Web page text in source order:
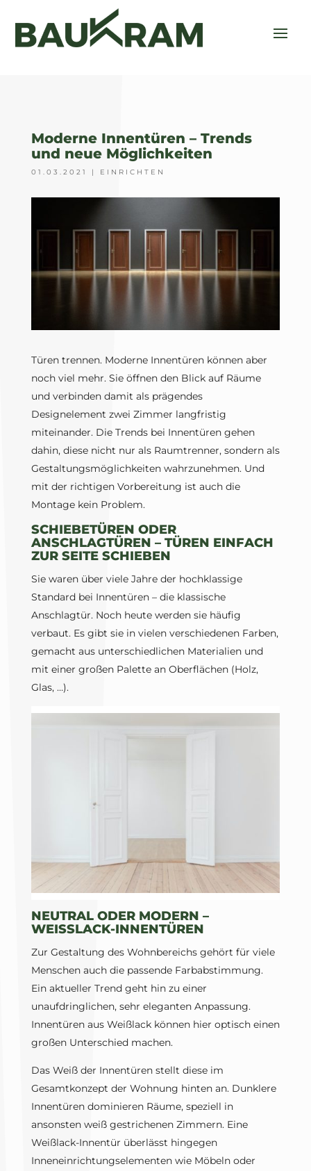
Moderne Innentüren – Trends
und neue Möglichkeiten
01.03.2021 | EINRICHTEN
Türen trennen. Moderne Innentüren können aber
noch viel mehr. Sie öffnen den Blick auf Räume
und verbinden damit als prägendes
Designelement zwei Zimmer langfristig
miteinander. Die Trends bei Innentüren gehen
dahin, diese nicht nur als Raumtrenner, sondern als
Gestaltungsmöglichkeiten wahrzunehmen. Und
mit der richtigen Vorbereitung ist auch die
Montage kein Problem.
SCHIEBETÜREN ODER
ANSCHLAGTÜREN – TÜREN EINFACH
ZUR SEITE SCHIEBEN
Sie waren über viele Jahre der hochklassige
Standard bei Innentüren – die klassische
Anschlagtür. Noch heute werden sie häufig
verbaut. Es gibt sie in vielen verschiedenen Farben,
gemacht aus unterschiedlichen Materialien und
mit einer großen Palette an Oberflächen (Holz,
Glas, …).
NEUTRAL ODER MODERN –
WEISSLACK-INNENTÜREN
Zur Gestaltung des Wohnbereichs gehört für viele
Menschen auch die passende Farbabstimmung.
Ein aktueller Trend geht hin zu einer
unaufdringlichen, sehr eleganten Anpassung.
Innentüren aus Weißlack können hier optisch einen
großen Unterschied machen.
Das Weiß der Innentüren stellt diese im
Gesamtkonzept der Wohnung hinten an. Dunklere
Innentüren dominieren Räume, speziell in
ansonsten weiß gestrichenen Zimmern. Eine
Weißlack-Innentür überlässt hingegen
Inneneinrichtungselementen wie Möbeln oder